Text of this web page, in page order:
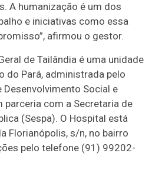
A humanização é um dos
e iniciativas como essa
afirmou o gestor.
de Tailândia é uma unidade
do Pará, administrada pelo
Social e
parceria com a Secretaria de
(Sespa). O Hospital está
Florianópolis, s/n, no bairro
pelo telefone (91) 99202-